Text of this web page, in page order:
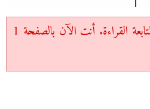
اضغط على الصفحة التالية لمتابعة القراءة. أنت الآن بالصفحة 1